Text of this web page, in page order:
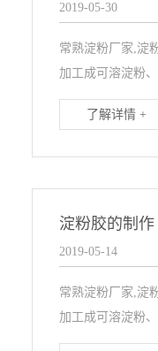
2019-05-30
常熟淀粉厂家,淀
加工成可溶淀粉
了解详情 +
淀粉胶的制作
2019-05-14
常熟淀粉厂家,淀
加工成可溶淀粉